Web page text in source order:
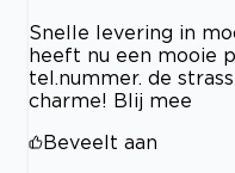
Snelle levering in
heeft nu een mooie
tel.nummer. de
charme! Blij mee
Beveelt aan